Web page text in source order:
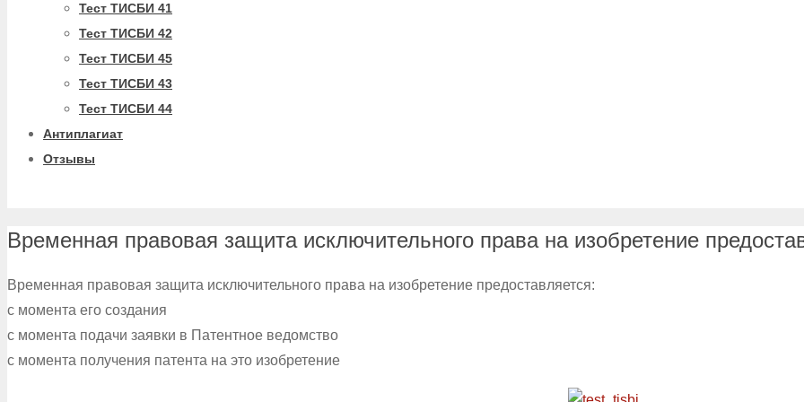
Тест ТИСБИ 41
Тест ТИСБИ 42
Тест ТИСБИ 45
Тест ТИСБИ 43
Тест ТИСБИ 44
Антиплагиат
Отзывы
Временная правовая защита исключительного права на изобретение
Временная правовая защита исключительного права на изобретение предоставляется:
с момента его создания
с момента подачи заявки в Патентное ведомство
с момента получения патента на это изобретение